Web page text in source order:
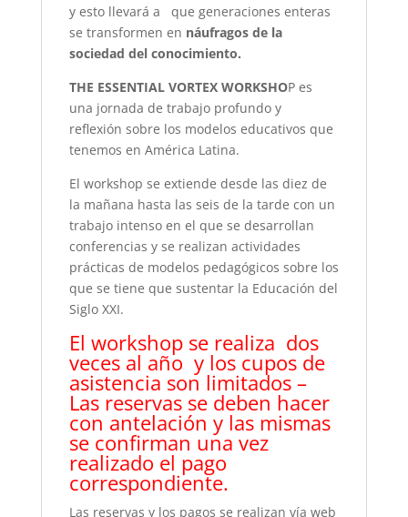
y esto llevará a que generaciones enteras
se transformen en náufragos de la
sociedad del conocimiento.
THE ESSENTIAL VORTEX WORKSHOP es
una jornada de trabajo profundo y
reflexión sobre los modelos educativos que
tenemos en América Latina.
El workshop se extiende desde las diez de
la mañana hasta las seis de la tarde con un
trabajo intenso en el que se desarrollan
conferencias y se realizan actividades
prácticas de modelos pedagógicos sobre los
que se tiene que sustentar la Educación del
Siglo XXI.
El workshop se realiza dos
veces al año y los cupos de
asistencia son limitados –
Las reservas se deben hacer
con antelación y las mismas
se confirman una vez
realizado el pago
correspondiente.
Las reservas y los pagos se realizan vía web